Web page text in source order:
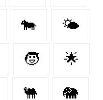
🐄 🌤️
🧒 🌟
🐫 🐘